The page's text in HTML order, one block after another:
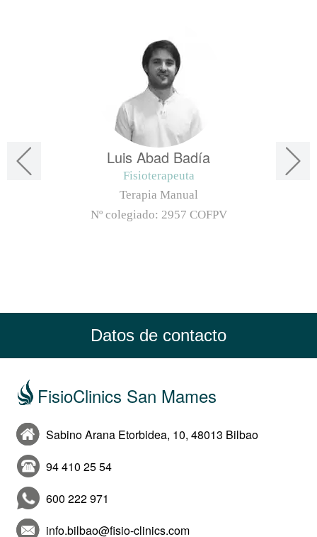
Luis Abad Badía
Fisioterapeuta
Terapia Manual
Nº colegiado: 2957 COFPV
Datos de contacto
FisioClinics San Mames
Sabino Arana Etorbidea, 10, 48013 Bilbao
94 410 25 54
600 222 971
info.bilbao@fisio-clinics.com